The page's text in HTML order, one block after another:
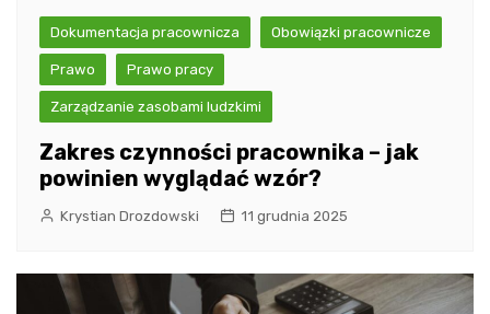
Dokumentacja pracownicza Obowiązki pracownicze
Prawo Prawo pracy
Zarządzanie zasobami ludzkimi
Zakres czynności pracownika – jak
powinien wyglądać wzór?
Krystian Drozdowski 11 grudnia 2025